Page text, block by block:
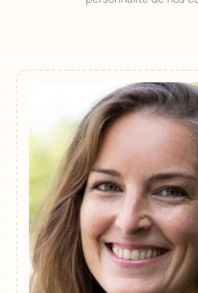
Head of Coaching | Coach
Global Account Manager
Leadership de
féminin, conduite